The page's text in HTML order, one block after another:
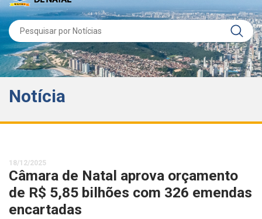
Notícia
18/12/2025
Câmara de Natal aprova orçamento
de R$ 5,85 bilhões com 326 emendas
encartadas